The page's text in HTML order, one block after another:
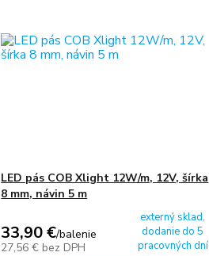
LED pás COB Xlight 12W/m, 12V, šírka
8 mm, návin 5 m
33,90 €/balenie
27,56 € bez DPH
externý sklad,
dodanie do 5
pracovných dní